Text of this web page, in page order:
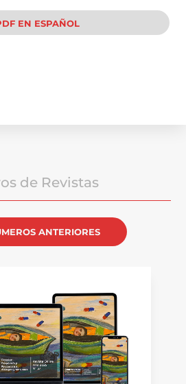
EN ESPAÑOL
de Revistas
ANTERIORES